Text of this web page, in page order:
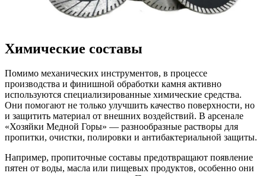
Химические составы
Помимо механических инструментов, в процессе
производства и финишной обработки камня активно
используются специализированные химические средства.
Они помогают не только улучшить качество поверхности, но
и защитить материал от внешних воздействий. В арсенале
«Хозяйки Медной Горы» — разнообразные растворы для
пропитки, очистки, полировки и антибактериальной защиты.
Например, пропиточные составы предотвращают появление
пятен от воды, масла или пищевых продуктов, особенно они